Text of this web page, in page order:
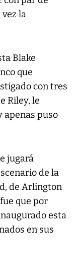
la
Blake
que
con tres
Riley, le
apenas puso
jugará
de la
de Arlington
que por
esta
en sus